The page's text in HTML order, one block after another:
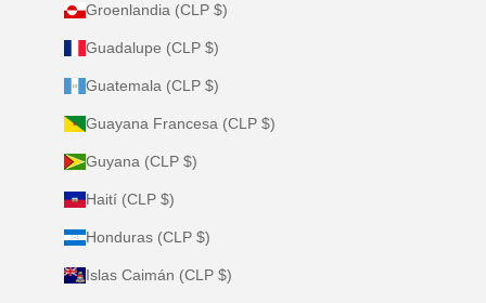
Groenlandia (CLP $)
Guadalupe (CLP $)
Guatemala (CLP $)
Guayana Francesa (CLP $)
Guyana (CLP $)
Haití (CLP $)
Honduras (CLP $)
Islas Caimán (CLP $)